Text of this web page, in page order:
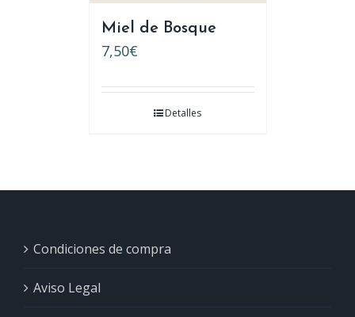
Miel de Bosque
7,50€
Detalles
Condiciones de compra
Aviso Legal